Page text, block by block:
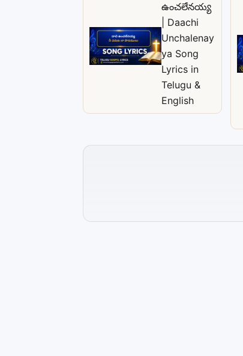
ఉంచలేనయ్య
| Daachi
Unchalenay
ya Song
Lyrics in
Telugu &
English